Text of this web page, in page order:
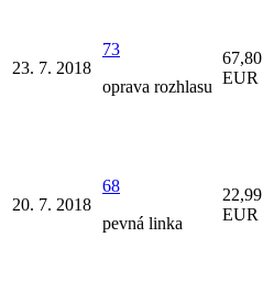
23. 7. 2018
73
oprava rozhlasu
67,80
EUR
20. 7. 2018
68
pevná linka
22,99
EUR